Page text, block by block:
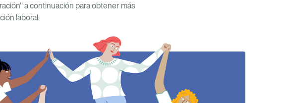
a continuación para obtener más
laboral.